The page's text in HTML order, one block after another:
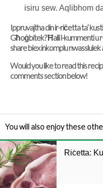
isiru sew. Aqlibhom
Ippruvajtha din ir-riċetta ta’
Għoġbitek? Ħalli l-kummenti u
share biex inkomplu
Would you like to read this
comments section below!
You will also enjoy these
Riċetta: